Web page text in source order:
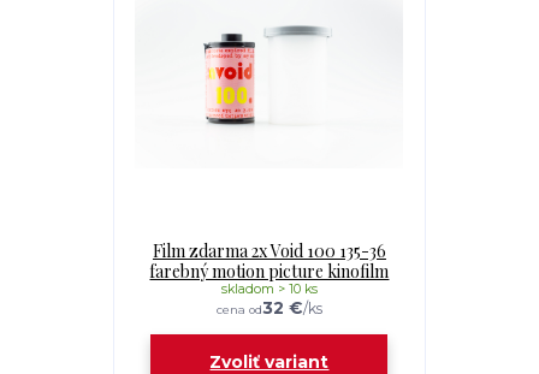
Film zdarma 2x Void 100 135-36
farebný motion picture kinofilm
cena od32 €/ks
skladom > 10 ks
Zvoliť variant